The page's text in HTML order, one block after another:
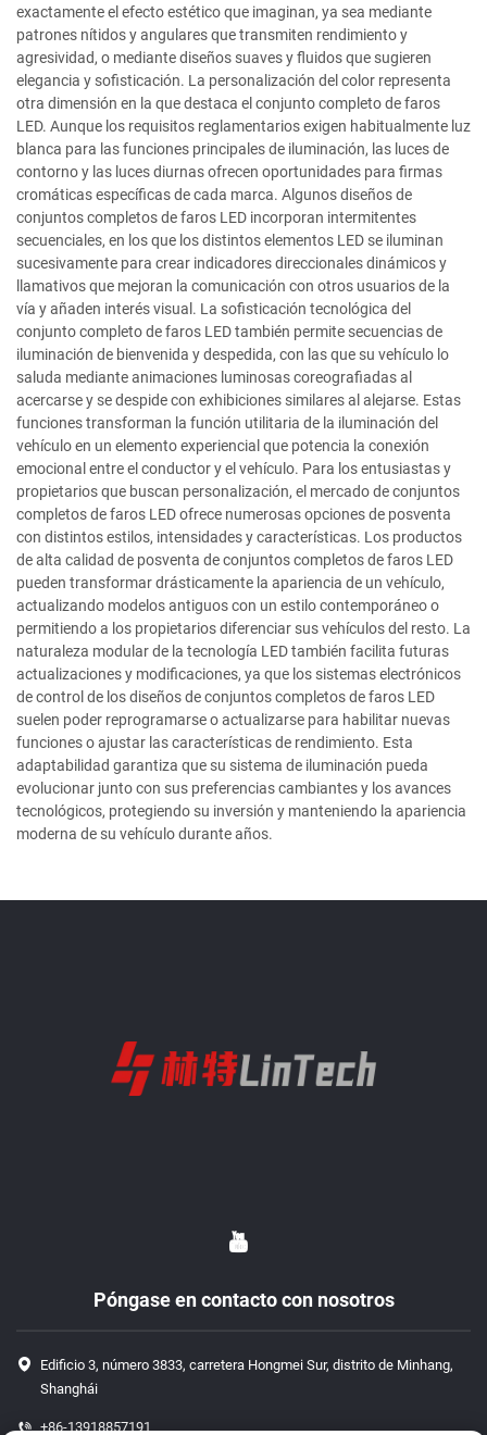
exactamente el efecto estético que imaginan, ya sea mediante
patrones nítidos y angulares que transmiten rendimiento y
agresividad, o mediante diseños suaves y fluidos que sugieren
elegancia y sofisticación. La personalización del color representa
otra dimensión en la que destaca el conjunto completo de faros
LED. Aunque los requisitos reglamentarios exigen habitualmente luz
blanca para las funciones principales de iluminación, las luces de
contorno y las luces diurnas ofrecen oportunidades para firmas
cromáticas específicas de cada marca. Algunos diseños de
conjuntos completos de faros LED incorporan intermitentes
secuenciales, en los que los distintos elementos LED se iluminan
sucesivamente para crear indicadores direccionales dinámicos y
llamativos que mejoran la comunicación con otros usuarios de la
vía y añaden interés visual. La sofisticación tecnológica del
conjunto completo de faros LED también permite secuencias de
iluminación de bienvenida y despedida, con las que su vehículo lo
saluda mediante animaciones luminosas coreografiadas al
acercarse y se despide con exhibiciones similares al alejarse. Estas
funciones transforman la función utilitaria de la iluminación del
vehículo en un elemento experiencial que potencia la conexión
emocional entre el conductor y el vehículo. Para los entusiastas y
propietarios que buscan personalización, el mercado de conjuntos
completos de faros LED ofrece numerosas opciones de posventa
con distintos estilos, intensidades y características. Los productos
de alta calidad de posventa de conjuntos completos de faros LED
pueden transformar drásticamente la apariencia de un vehículo,
actualizando modelos antiguos con un estilo contemporáneo o
permitiendo a los propietarios diferenciar sus vehículos del resto. La
naturaleza modular de la tecnología LED también facilita futuras
actualizaciones y modificaciones, ya que los sistemas electrónicos
de control de los diseños de conjuntos completos de faros LED
suelen poder reprogramarse o actualizarse para habilitar nuevas
funciones o ajustar las características de rendimiento. Esta
adaptabilidad garantiza que su sistema de iluminación pueda
evolucionar junto con sus preferencias cambiantes y los avances
tecnológicos, protegiendo su inversión y manteniendo la apariencia
moderna de su vehículo durante años.
Póngase en contacto con nosotros
Edificio 3, número 3833, carretera Hongmei Sur, distrito de Minhang,
Shanghái
+86-13918857191